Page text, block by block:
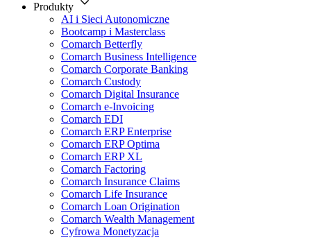
Produkty
AI i Sieci Autonomiczne
Bootcamp i Masterclass
Comarch Betterfly
Comarch Business Intelligence
Comarch Corporate Banking
Comarch Custody
Comarch Digital Insurance
Comarch e-Invoicing
Comarch EDI
Comarch ERP Enterprise
Comarch ERP Optima
Comarch ERP XL
Comarch Factoring
Comarch Insurance Claims
Comarch Life Insurance
Comarch Loan Origination
Comarch Wealth Management
Cyfrowa Monetyzacja